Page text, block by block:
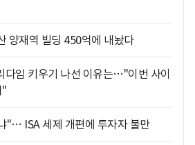
양재역 빌딩 450억에 내놨다
다임 키우기 나선 이유는…"이번 사이
"
"… ISA 세제 개편에 투자자 불만